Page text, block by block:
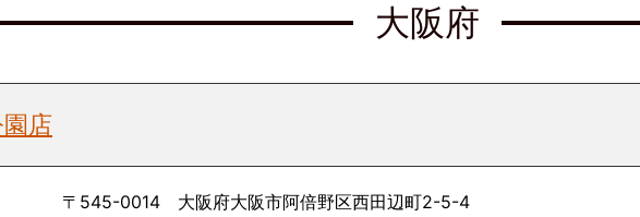
大阪府
店
〒545-0014 大阪府大阪市阿倍野区西田辺町2-5-4